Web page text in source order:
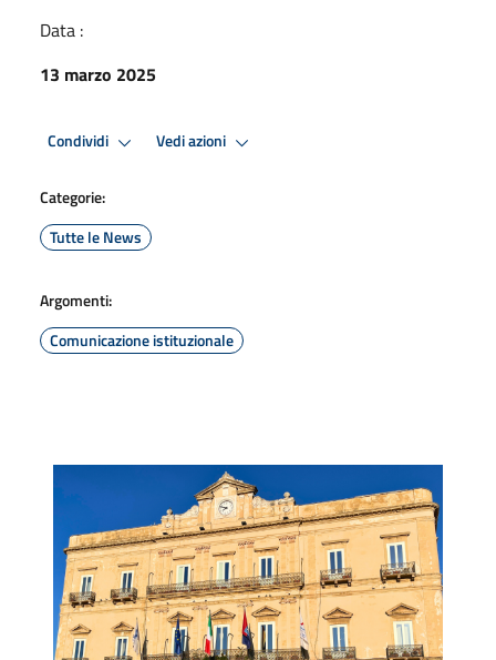
Data :
13 marzo 2025
Condividi Vedi azioni
Categorie:
Tutte le News
Argomenti:
Comunicazione istituzionale